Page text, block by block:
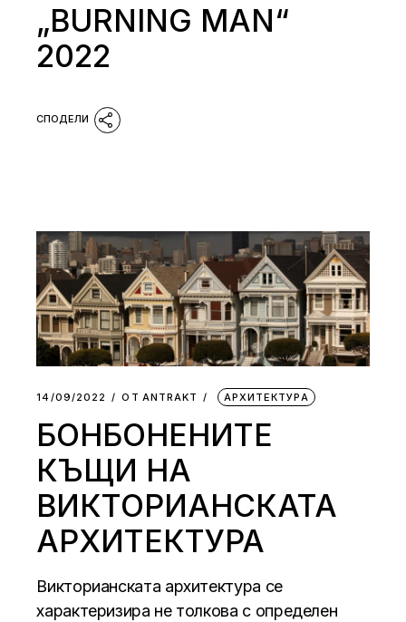
„BURNING MAN“
2022
14/09/2022 ОТ АNTRAKT АРХИТЕКТУРА
БОНБОНЕНИТЕ
КЪЩИ НА
ВИКТОРИАНСКАТА
АРХИТЕКТУРА
Викторианската архитектура се
характеризира не толкова с определен